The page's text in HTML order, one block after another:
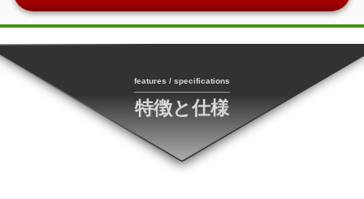
features / specifications
特徴と仕様